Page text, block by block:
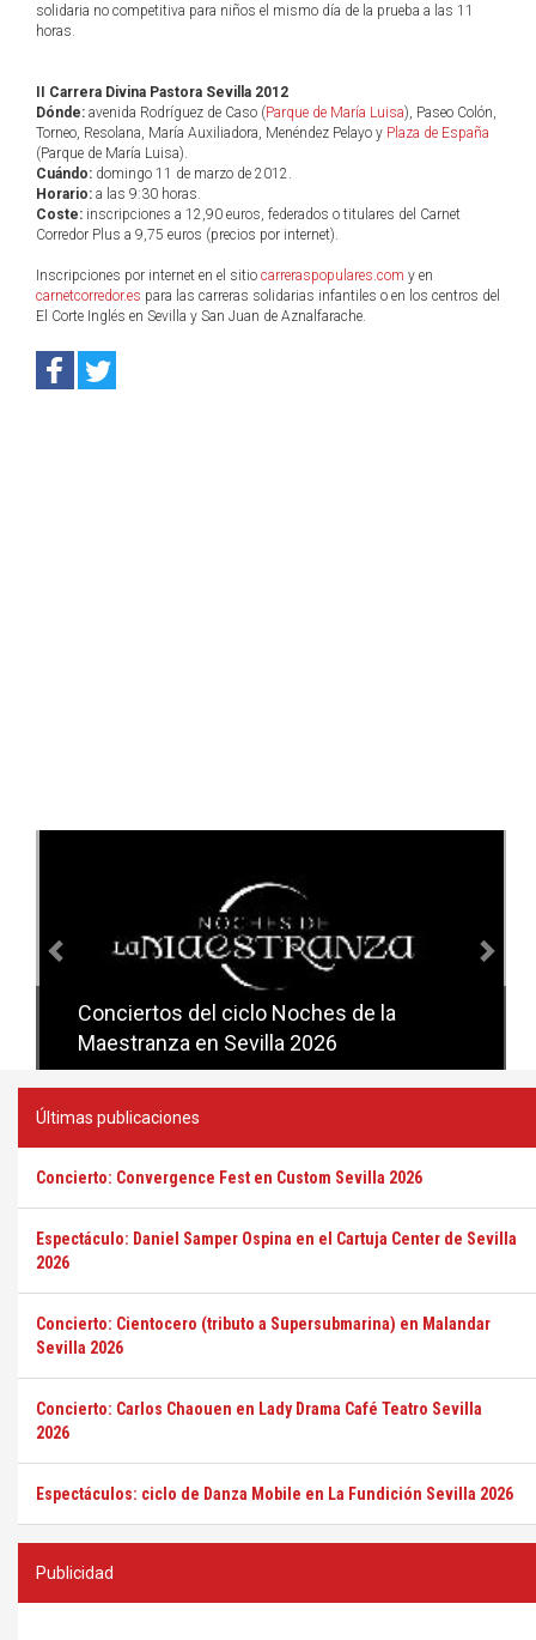
solidaria no competitiva para niños el mismo día de la prueba a las 11
horas.
II Carrera Divina Pastora Sevilla 2012
Dónde: avenida Rodríguez de Caso (Parque de María Luisa), Paseo Colón,
Torneo, Resolana, María Auxiliadora, Menéndez Pelayo y Plaza de España
(Parque de María Luisa).
Cuándo: domingo 11 de marzo de 2012.
Horario: a las 9:30 horas.
Coste: inscripciones a 12,90 euros, federados o titulares del Carnet
Corredor Plus a 9,75 euros (precios por internet).
Inscripciones por internet en el sitio carreraspopulares.com y en
carnetcorredor.es para las carreras solidarias infantiles o en los centros del
El Corte Inglés en Sevilla y San Juan de Aznalfarache.
Conciertos del ciclo Noches de la
Maestranza en Sevilla 2026
Conciertos del ciclo Candlelight en
Sevilla
Últimas publicaciones
Concierto: Convergence Fest en Custom Sevilla 2026
Espectáculo: Daniel Samper Ospina en el Cartuja Center de Sevilla
2026
Concierto: Cientocero (tributo a Supersubmarina) en Malandar
Sevilla 2026
Concierto: Carlos Chaouen en Lady Drama Café Teatro Sevilla
2026
Espectáculos: ciclo de Danza Mobile en La Fundición Sevilla 2026
Publicidad